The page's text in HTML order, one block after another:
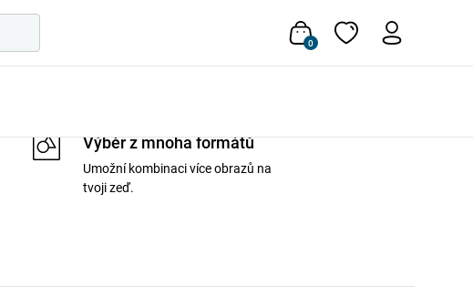
0
Výběr z mnoha formátů
Umožní kombinaci více obrazů na
tvoji zeď.